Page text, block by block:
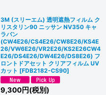
3M (スリーエム) 透明遮熱フィルム ク
リスタリン90 ニッサン NV350 キャ
ラバン
(CW4E26/CS4E26/CW8E26/KS4E
26/VW6E26/VR2E26/KS2E26CW4
E26/DS4E26/DW4E26/DS8E26) フ
ロントドアセット クリアフィルム UV
カット [FDB2182-CS90]
9,300円(税別)